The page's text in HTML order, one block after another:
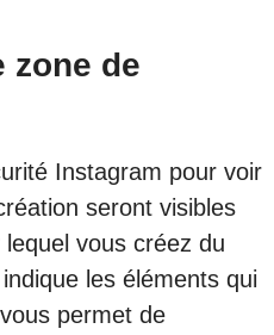
zone de
Instagram pour voir
seront visibles
vous créez du
les éléments qui
permet de